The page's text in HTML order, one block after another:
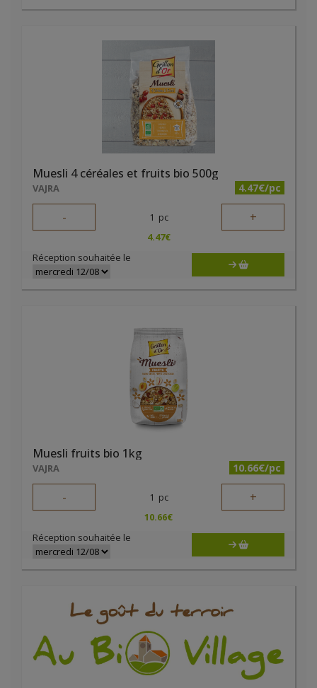
Muesli 4 céréales et fruits bio 500g
VAJRA 4.47€/pc
- 1 pc +
4.47€
Réception souhaitée le
Muesli fruits bio 1kg
VAJRA 10.66€/pc
- 1 pc +
10.66€
Réception souhaitée le